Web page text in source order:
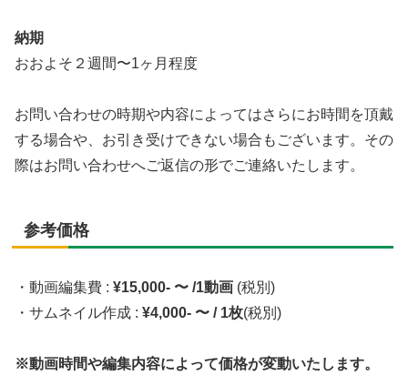
納期
おおよそ２週間〜1ヶ月程度
お問い合わせの時期や内容によってはさらにお時間を頂戴
する場合や、お引き受けできない場合もございます。その
際はお問い合わせへご返信の形でご連絡いたします。
参考価格
・動画編集費 : ¥15,000- 〜 /1動画 (税別)
・サムネイル作成 : ¥4,000- 〜 / 1枚(税別)
※動画時間や編集内容によって価格が変動いたします。